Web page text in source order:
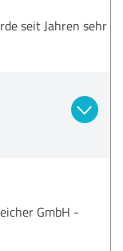
seit Jahren sehr
GmbH -